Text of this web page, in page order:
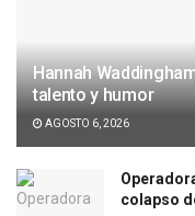
Hannah
talento y humor
AGOSTO 6, 2026
colapso